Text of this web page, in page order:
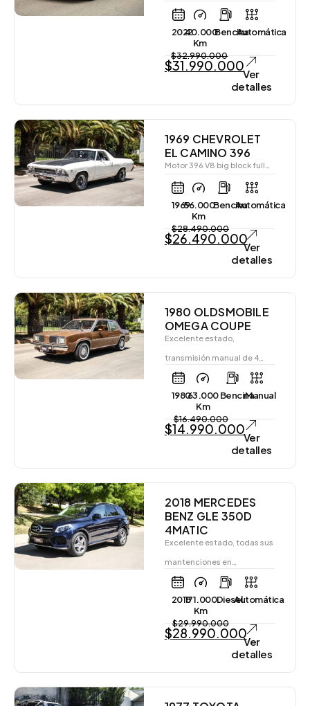
202240.000
Km
BencinaAutomática
$32.990.000
$31.990.000
Ver
detalles
1969 CHEVROLET
EL CAMINO 396
Motor 396 V8 big block full…
196956.000
Km
BencinaAutomática
$28.490.000
$26.490.000
Ver
detalles
1980 OLDSMOBILE
OMEGA COUPE
Excelente estado,
transmisión manual de 4…
198063.000
Km
BencinaManual
$16.490.000
$14.990.000
Ver
detalles
2018 MERCEDES
BENZ GLE 350D
4MATIC
Excelente estado, todas sus
mantenciones en…
2018171.000
Km
DieselAutomática
$29.990.000
$28.990.000
Ver
detalles